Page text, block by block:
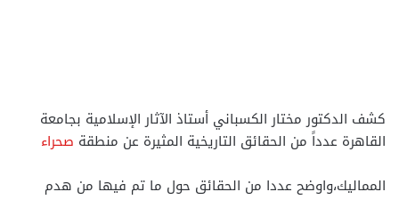
كشف الدكتور مختار الكسباني أستاذ الآثار الإسلامية بجامعة
القاهرة عدداً من الحقائق التاريخية المثيرة عن منطقة صحراء
المماليك،واوضح عددا من الحقائق حول ما تم فيها من هدم